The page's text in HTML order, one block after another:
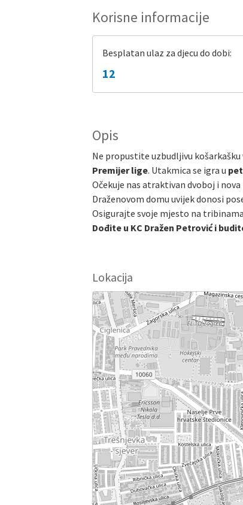
Korisne informacije
Besplatan ulaz za djecu do dobi:
12
Opis
Ne propustite uzbudljivu košarkašku
Premijer lige. Utakmica se igra u
Očekuje nas atraktivan dvoboj i
Draženovom domu uvijek donosi
Osigurajte svoje mjesto na
Dođite u KC Dražen Petrović i
Lokacija